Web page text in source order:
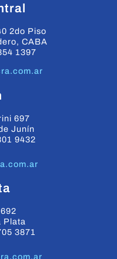
2do Piso
CABA
1397
697
Junín
9432
Plata
3871